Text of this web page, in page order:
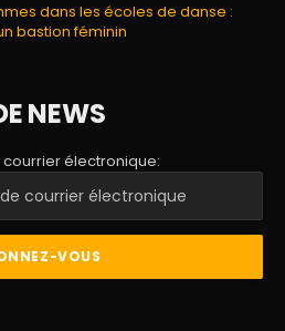
dans les écoles de danse :
bastion féminin
NEWS
électronique: